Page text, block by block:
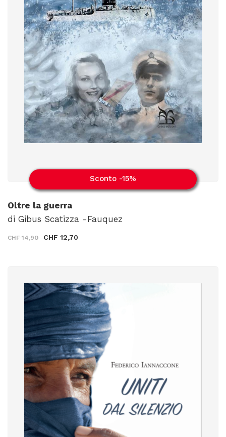
Sconto -15%
Oltre la guerra
di Gibus Scatizza -Fauquez
CHF 14,90 CHF 12,70